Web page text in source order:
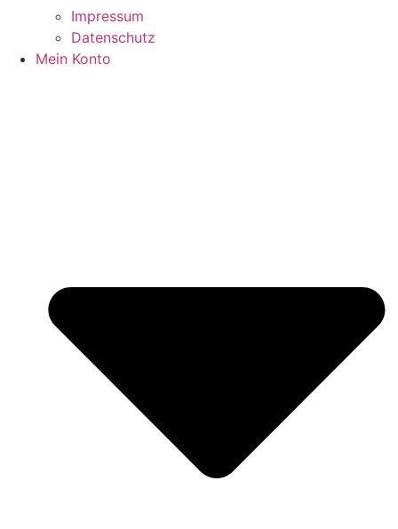
Impressum
Datenschutz
Mein Konto